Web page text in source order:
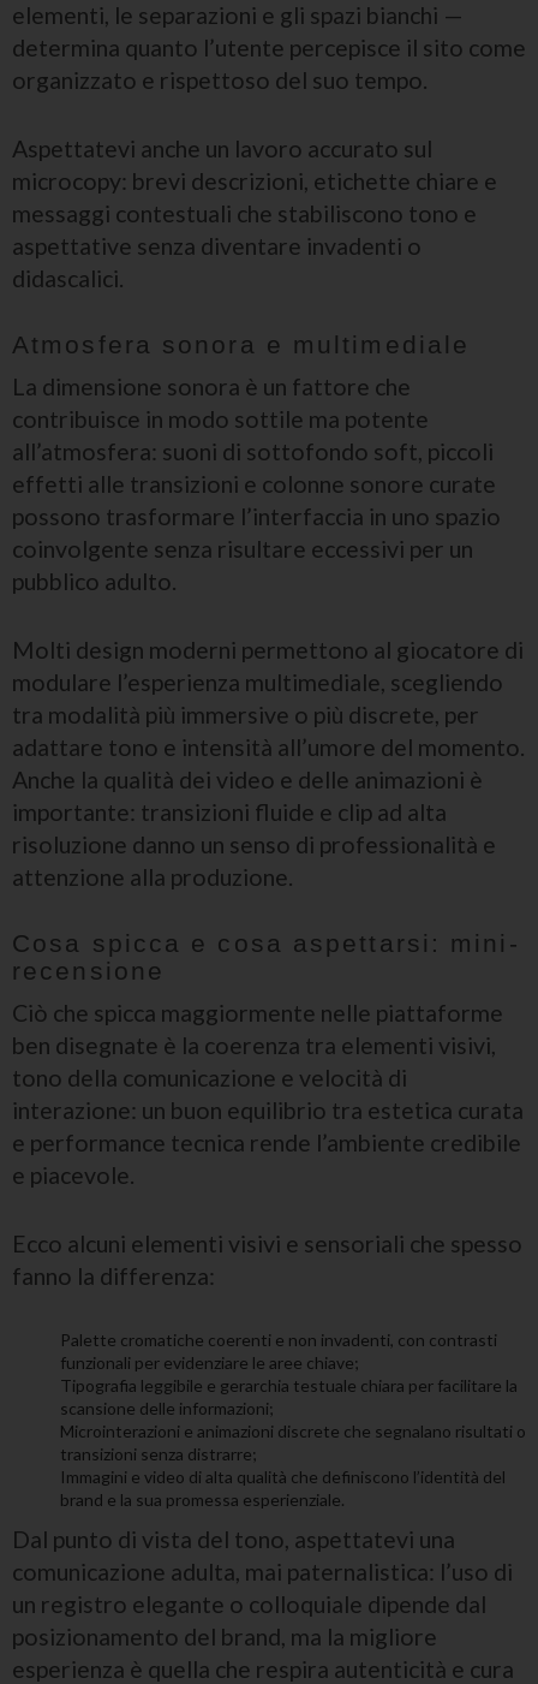
elementi, le separazioni e gli spazi bianchi —
determina quanto l’utente percepisce il sito come
organizzato e rispettoso del suo tempo.
Aspettatevi anche un lavoro accurato sul
microcopy: brevi descrizioni, etichette chiare e
messaggi contestuali che stabiliscono tono e
aspettative senza diventare invadenti o
didascalici.
Atmosfera sonora e multimediale
La dimensione sonora è un fattore che
contribuisce in modo sottile ma potente
all’atmosfera: suoni di sottofondo soft, piccoli
effetti alle transizioni e colonne sonore curate
possono trasformare l’interfaccia in uno spazio
coinvolgente senza risultare eccessivi per un
pubblico adulto.
Molti design moderni permettono al giocatore di
modulare l’esperienza multimediale, scegliendo
tra modalità più immersive o più discrete, per
adattare tono e intensità all’umore del momento.
Anche la qualità dei video e delle animazioni è
importante: transizioni fluide e clip ad alta
risoluzione danno un senso di professionalità e
attenzione alla produzione.
Cosa spicca e cosa aspettarsi: mini-
recensione
Ciò che spicca maggiormente nelle piattaforme
ben disegnate è la coerenza tra elementi visivi,
tono della comunicazione e velocità di
interazione: un buon equilibrio tra estetica curata
e performance tecnica rende l’ambiente credibile
e piacevole.
Ecco alcuni elementi visivi e sensoriali che spesso
fanno la differenza:
Palette cromatiche coerenti e non invadenti, con contrasti
funzionali per evidenziare le aree chiave;
Tipografia leggibile e gerarchia testuale chiara per facilitare la
scansione delle informazioni;
Microinterazioni e animazioni discrete che segnalano risultati o
transizioni senza distrarre;
Immagini e video di alta qualità che definiscono l’identità del
brand e la sua promessa esperienziale.
Dal punto di vista del tono, aspettatevi una
comunicazione adulta, mai paternalistica: l’uso di
un registro elegante o colloquiale dipende dal
posizionamento del brand, ma la migliore
esperienza è quella che respira autenticità e cura